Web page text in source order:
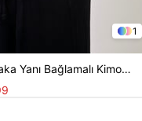
1
Kadın Kruvaze Yaka Yanı Bağlamalı Kimono - Siyah